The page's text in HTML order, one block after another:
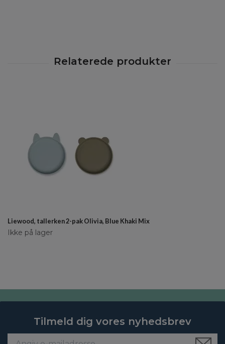
Liewood, tallerken 2-pak Olivia, Blue Khaki Mix
Ikke på lager
Tilmeld dig vores nyhedsbrev